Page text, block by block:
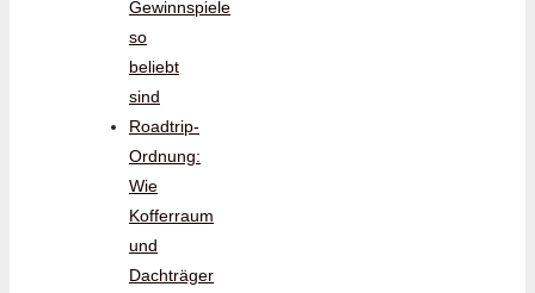
Gewinnspiele
so
beliebt
sind
Roadtrip-
Ordnung:
Wie
Kofferraum
und
Dachträger